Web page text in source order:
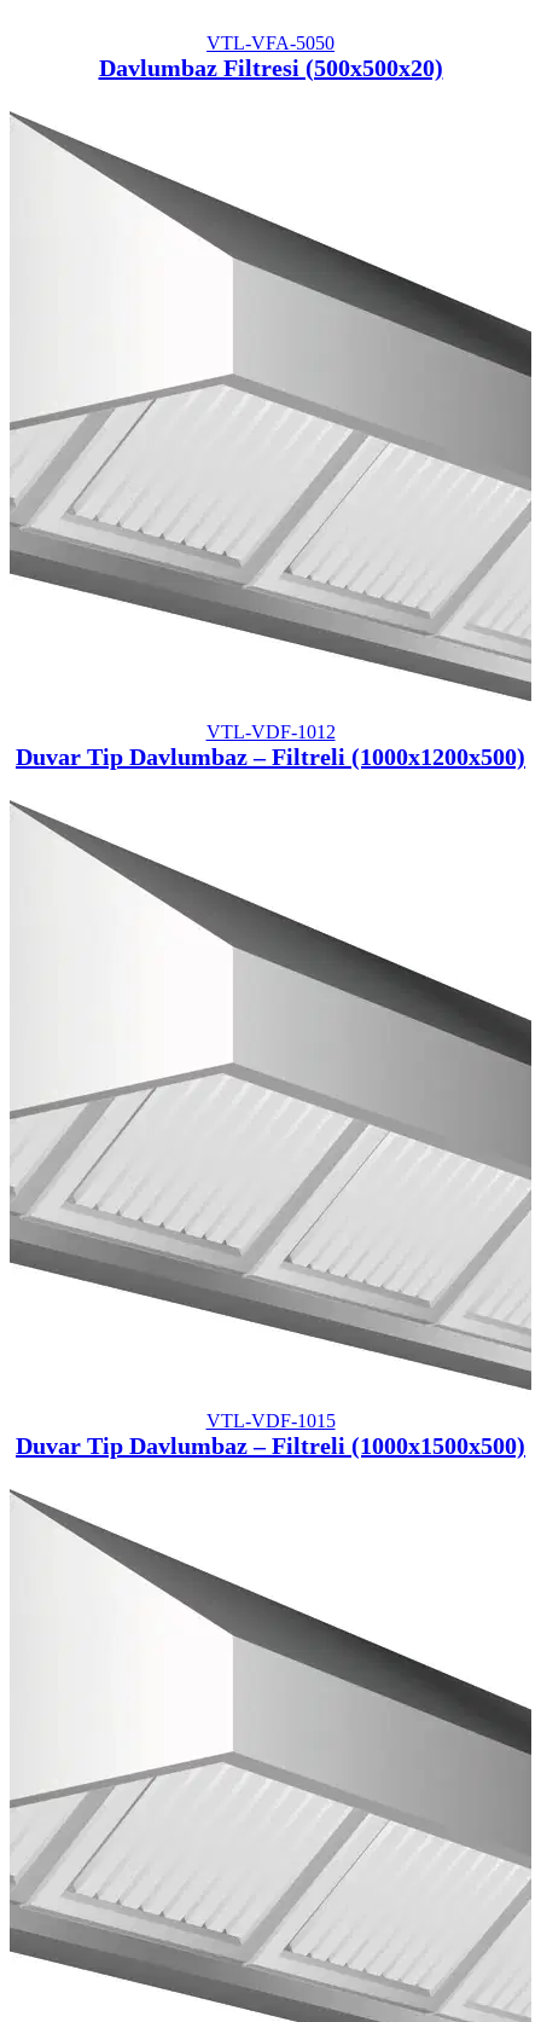
VTL-VFA-5050
Davlumbaz Filtresi (500x500x20)
VTL-VDF-1012
Duvar Tip Davlumbaz – Filtreli (1000x1200x500)
VTL-VDF-1015
Duvar Tip Davlumbaz – Filtreli (1000x1500x500)